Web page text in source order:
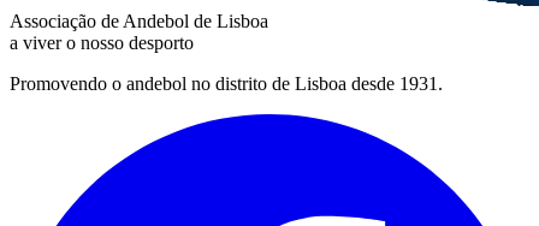
Associação de Andebol de Lisboa
a viver o nosso desporto
Promovendo o andebol no distrito de Lisboa desde 1931.